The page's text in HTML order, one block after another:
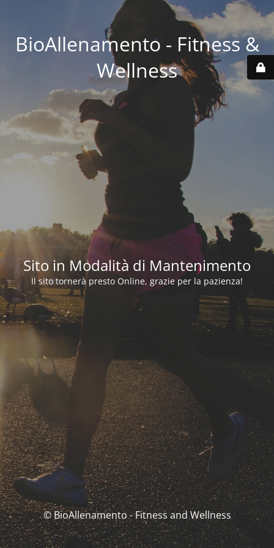
BioAllenamento - Fitness &
Wellness
Sito in Modalità di Mantenimento
Il sito tornerà presto Online, grazie per la pazienza!
© BioAllenamento - Fitness and Wellness